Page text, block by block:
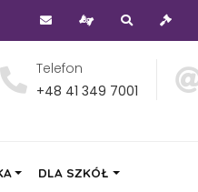
Telefon
+48 41 349 7001
DLA SZKÓŁ